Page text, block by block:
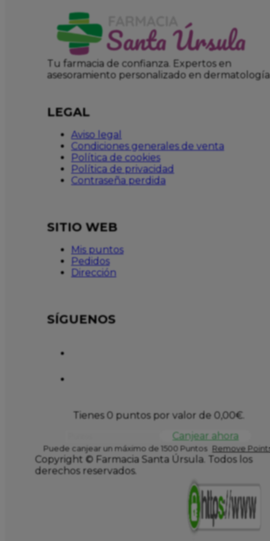
Tu farmacia de confianza. Expertos en
asesoramiento personalizado en dermatología
LEGAL
Aviso legal
Condiciones generales de venta
Política de cookies
Política de privacidad
Contraseña perdida
SITIO WEB
Mis puntos
Pedidos
Dirección
SÍGUENOS
Tienes 0 puntos por valor de 0,00€.
Canjear ahora
Puede canjear un máximo de 1500 Puntos Remove
Copyright © Farmacia Santa Úrsula. Todos los
derechos reservados.